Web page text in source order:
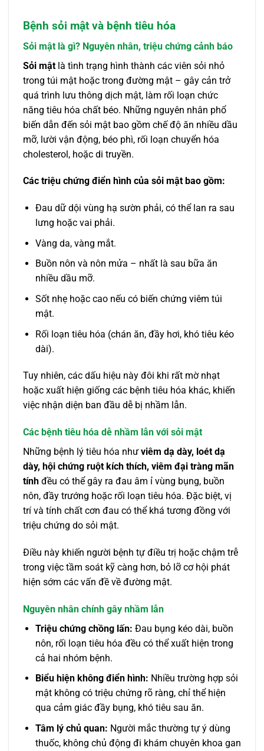
Bệnh sỏi mật và bệnh tiêu hóa
Sỏi mật là gì? Nguyên nhân, triệu chứng cảnh báo
Sỏi mật là tình trạng hình thành các viên sỏi nhỏ
trong túi mật hoặc trong đường mật – gây cản trở
quá trình lưu thông dịch mật, làm rối loạn chức
năng tiêu hóa chất béo. Những nguyên nhân phổ
biến dẫn đến sỏi mật bao gồm chế độ ăn nhiều dầu
mỡ, lười vận động, béo phì, rối loạn chuyển hóa
cholesterol, hoặc di truyền.
Các triệu chứng điển hình của sỏi mật bao gồm:
Đau dữ dội vùng hạ sườn phải, có thể lan ra sau
lưng hoặc vai phải.
Vàng da, vàng mắt.
Buồn nôn và nôn mửa – nhất là sau bữa ăn
nhiều dầu mỡ.
Sốt nhẹ hoặc cao nếu có biến chứng viêm túi
mật.
Rối loạn tiêu hóa (chán ăn, đầy hơi, khó tiêu kéo
dài).
Tuy nhiên, các dấu hiệu này đôi khi rất mờ nhạt
hoặc xuất hiện giống các bệnh tiêu hóa khác, khiến
việc nhận diện ban đầu dễ bị nhầm lẫn.
Các bệnh tiêu hóa dễ nhầm lẫn với sỏi mật
Những bệnh lý tiêu hóa như viêm dạ dày, loét dạ
dày, hội chứng ruột kích thích, viêm đại tràng mãn
tính đều có thể gây ra đau âm ỉ vùng bụng, buồn
nôn, đầy trướng hoặc rối loạn tiêu hóa. Đặc biệt, vị
trí và tính chất cơn đau có thể khá tương đồng với
triệu chứng do sỏi mật.
Điều này khiến người bệnh tự điều trị hoặc chậm trễ
trong việc tầm soát kỹ càng hơn, bỏ lỡ cơ hội phát
hiện sớm các vấn đề về đường mật.
Nguyên nhân chính gây nhầm lẫn
Triệu chứng chồng lấn: Đau bụng kéo dài, buồn
nôn, rối loạn tiêu hóa đều có thể xuất hiện trong
cả hai nhóm bệnh.
Biểu hiện không điển hình: Nhiều trường hợp sỏi
mật không có triệu chứng rõ ràng, chỉ thể hiện
qua cảm giác đầy bụng, khó tiêu sau ăn.
Tâm lý chủ quan: Người mắc thường tự ý dùng
thuốc, không chủ động đi khám chuyên khoa gan